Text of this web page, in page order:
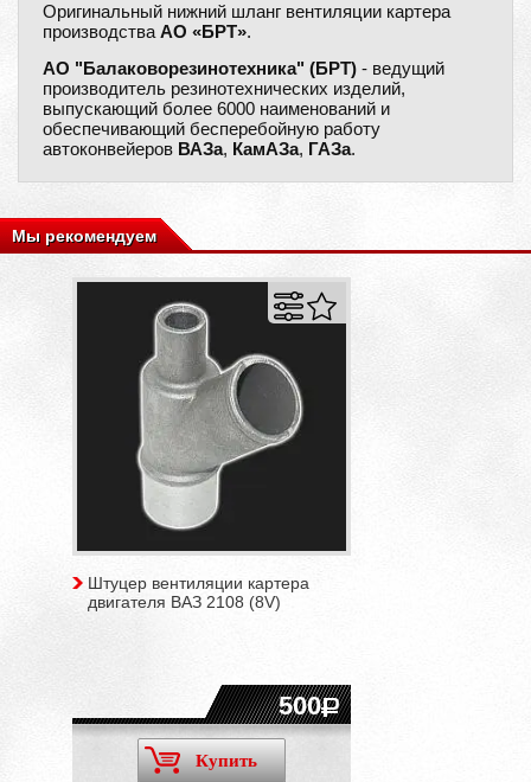
Оригинальный нижний шланг вентиляции картера
производства АО «БРТ».
АО "Балаковорезинотехника" (БРТ) - ведущий
производитель резинотехнических изделий,
выпускающий более 6000 наименований и
обеспечивающий бесперебойную работу
автоконвейеров ВАЗа, КамАЗа, ГАЗа.
Мы рекомендуем
Штуцер вентиляции картера
двигателя ВАЗ 2108 (8V)
500
Купить